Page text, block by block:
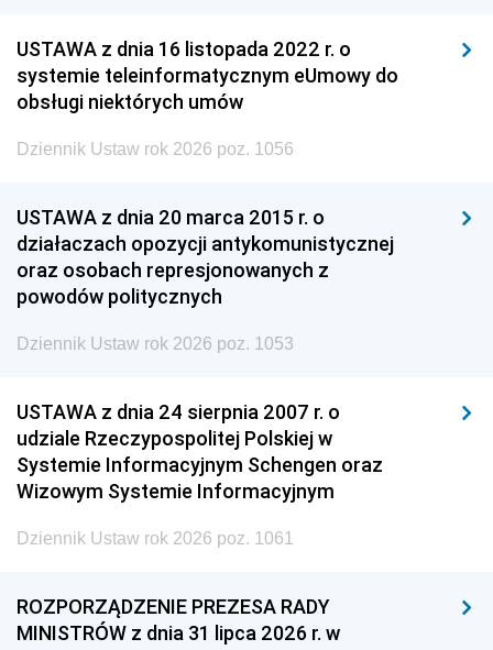
USTAWA z dnia 16 listopada 2022 r. o
systemie teleinformatycznym eUmowy do
obsługi niektórych umów
Dziennik Ustaw rok 2026 poz. 1056
USTAWA z dnia 20 marca 2015 r. o
działaczach opozycji antykomunistycznej
oraz osobach represjonowanych z
powodów politycznych
Dziennik Ustaw rok 2026 poz. 1053
USTAWA z dnia 24 sierpnia 2007 r. o
udziale Rzeczypospolitej Polskiej w
Systemie Informacyjnym Schengen oraz
Wizowym Systemie Informacyjnym
Dziennik Ustaw rok 2026 poz. 1061
ROZPORZĄDZENIE PREZESA RADY
MINISTRÓW z dnia 31 lipca 2026 r. w